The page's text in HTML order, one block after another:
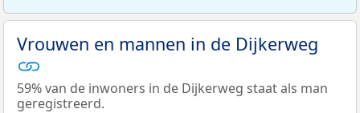
Vrouwen en mannen in de Dijkerweg
59% van de inwoners in de Dijkerweg staat als man
geregistreerd.